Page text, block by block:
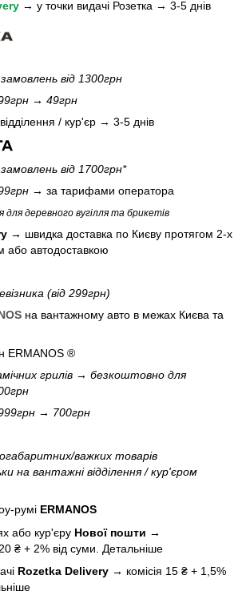
→ у точки видачі Розетка → 3-5 днів
від 1300грн
→ 49грн
/ кур'єр → 3-5 днів
від 1700грн*
→ за тарифами оператора
деревного вугілля та брикетів
→ швидка доставка по Києву протягом 2-х
або автодоставкою
(від 299грн)
на вантажному авто в межах Києва та
грилів → безкоштовно для
→ 700грн
важких товарів
на вантажні відділення / кур'єром
румі ERMANOS
або кур'єру Нової пошти →
₴ + 2% від суми. Детальніше
Rozetka Delivery → комісія 15 ₴ + 1,5%